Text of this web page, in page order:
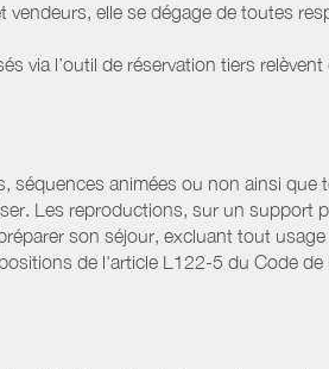
elle se dégage de toutes
via l’outil de réservation tiers
animées ou non ainsi que
Les reproductions, sur un support
son séjour, excluant tout
de l'article L122-5 du Code de